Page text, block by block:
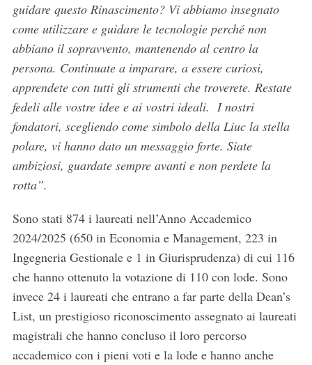
guidare questo Rinascimento? Vi abbiamo insegnato
come utilizzare e guidare le tecnologie perché non
abbiano il sopravvento, mantenendo al centro la
persona. Continuate a imparare, a essere curiosi,
apprendete con tutti gli strumenti che troverete. Restate
fedeli alle vostre idee e ai vostri ideali. I nostri
fondatori, scegliendo come simbolo della Liuc la stella
polare, vi hanno dato un messaggio forte. Siate
ambiziosi, guardate sempre avanti e non perdete la
rotta”.
Sono stati 874 i laureati nell’Anno Accademico
2024/2025 (650 in Economia e Management, 223 in
Ingegneria Gestionale e 1 in Giurisprudenza) di cui 116
che hanno ottenuto la votazione di 110 con lode. Sono
invece 24 i laureati che entrano a far parte della Dean’s
List, un prestigioso riconoscimento assegnato ai laureati
magistrali che hanno concluso il loro percorso
accademico con i pieni voti e la lode e hanno anche